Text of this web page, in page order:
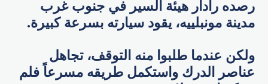
رصده رادار هيئة السير في جنوب غرب
مدينة مونبلييه، يقود سيارته بسرعة كبيرة.
ولكن عندما طلبوا منه التوقف، تجاهل
عناصر الدرك واستكمل طريقه مسرعاً فلم